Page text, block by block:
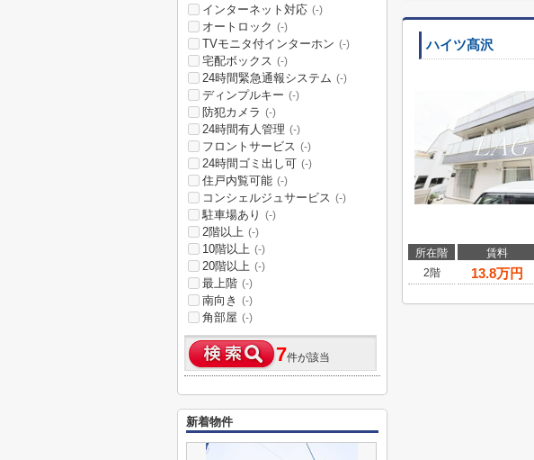
ハイツ髙沢
所在階 賃料
2階
13.8万円
インターネット対応 (-)
オートロック (-)
TVモニタ付インターホン (-)
宅配ボックス (-)
24時間緊急通報システム (-)
ディンプルキー (-)
防犯カメラ (-)
24時間有人管理 (-)
フロントサービス (-)
24時間ゴミ出し可 (-)
住戸内覧可能 (-)
コンシェルジュサービス (-)
駐車場あり (-)
2階以上 (-)
10階以上 (-)
20階以上 (-)
最上階 (-)
南向き (-)
角部屋 (-)
7件が該当
新着物件